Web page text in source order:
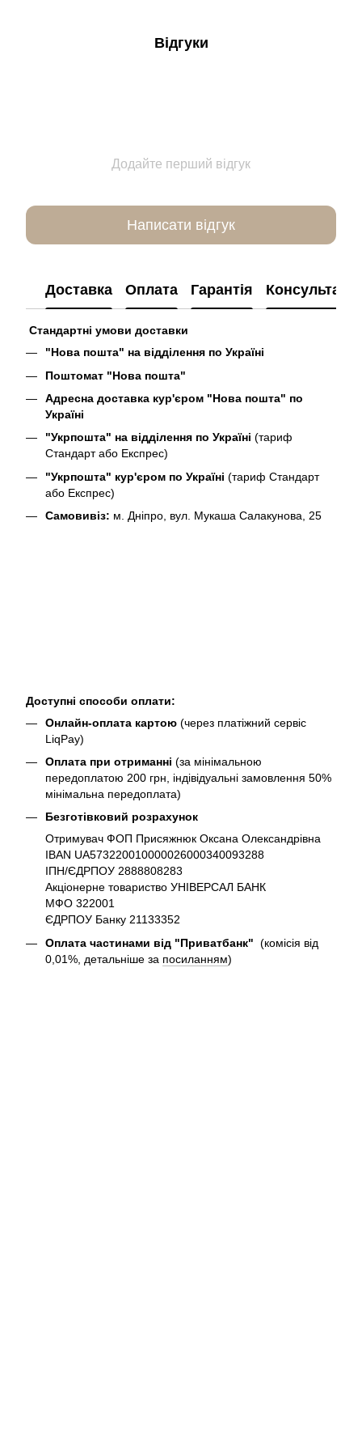
Відгуки
Додайте перший відгук
Написати відгук
Доставка Оплата Гарантія Консультація
Стандартні умови доставки
"Нова пошта" на відділення по Україні
Поштомат "Нова пошта"
Адресна доставка кур'єром "Нова пошта" по
Україні
"Укрпошта" на відділення по Україні (тариф
Стандарт або Експрес)
"Укрпошта" кур'єром по Україні (тариф Стандарт
або Експрес)
Самовивіз: м. Дніпро, вул. Мукаша Салакунова, 25
Доступні способи оплати:
Онлайн-оплата картою (через платіжний сервіс
LiqPay)
Оплата при отриманні (за мінімальною
передоплатою 200 грн, індівідуальні замовлення 50%
мінімальна передоплата)
Безготівковий розрахунок
Отримувач ФОП Присяжнюк Оксана Олександрівна
IBAN UA573220010000026000340093288
ІПН/ЄДРПОУ 2888808283
Акціонерне товариство УНІВЕРСАЛ БАНК
МФО 322001
ЄДРПОУ Банку 21133352
Оплата частинами від "Приватбанк" (комісія від
0,01%, детальніше за посиланням)